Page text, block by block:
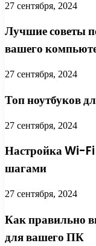
27 сентября, 2024
Лучшие советы
вашего
27 сентября, 2024
Топ ноутбуков
27 сентября, 2024
Настройка Wi-
шагами
27 сентября, 2024
Как правильно
для вашего ПК